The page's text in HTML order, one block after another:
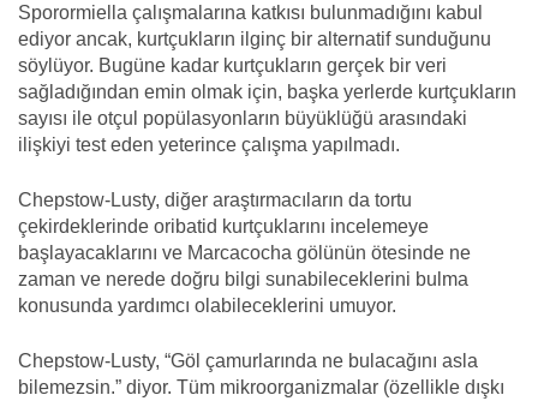
Sporormiella çalışmalarına katkısı bulunmadığını kabul
ediyor ancak, kurtçukların ilginç bir alternatif sunduğunu
söylüyor. Bugüne kadar kurtçukların gerçek bir veri
sağladığından emin olmak için, başka yerlerde kurtçukların
sayısı ile otçul popülasyonların büyüklüğü arasındaki
ilişkiyi test eden yeterince çalışma yapılmadı.
Chepstow-Lusty, diğer araştırmacıların da tortu
çekirdeklerinde oribatid kurtçuklarını incelemeye
başlayacaklarını ve Marcacocha gölünün ötesinde ne
zaman ve nerede doğru bilgi sunabileceklerini bulma
konusunda yardımcı olabileceklerini umuyor.
Chepstow-Lusty, “Göl çamurlarında ne bulacağını asla
bilemezsin.” diyor. Tüm mikroorganizmalar (özellikle dışkı